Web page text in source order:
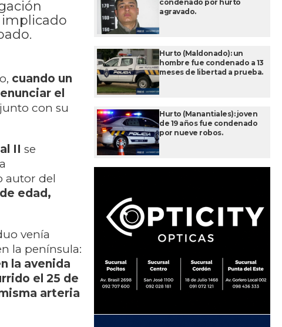
implicado
cuando un
el
con su
II se
autor del
edad,
venía
la península:
la avenida
el 25 de
arteria
condenado por hurto
agravado.
Hurto (Maldonado): un
hombre fue condenado a 13
meses de libertad a prueba.
Hurto (Manantiales): joven
de 19 años fue condenado
por nueve robos.